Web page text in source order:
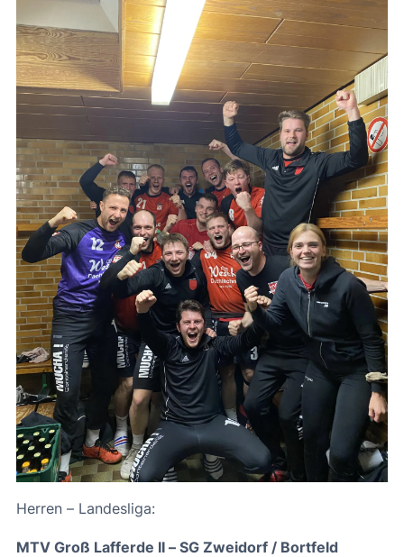
Herren – Landesliga:
MTV Groß Lafferde II – SG Zweidorf / Bortfeld